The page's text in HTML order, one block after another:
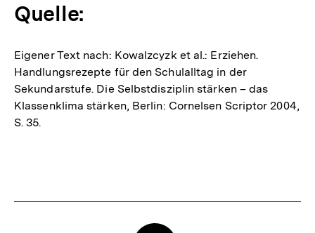
Quelle:
Eigener Text nach: Kowalzcyzk et al.: Erziehen.
Handlungsrezepte für den Schulalltag in der
Sekundarstufe. Die Selbstdisziplin stärken – das
Klassenklima stärken, Berlin: Cornelsen Scriptor 2004,
S. 35.